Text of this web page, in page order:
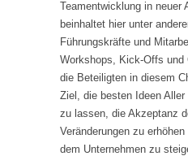
Teamentwicklung in neuer
beinhaltet hier unter
Führungskräfte und
Workshops, Kick-Offs und
die Beteiligten in diesem
Ziel, die besten Ideen
zu lassen, die Akzeptanz
Veränderungen zu
dem Unternehmen zu